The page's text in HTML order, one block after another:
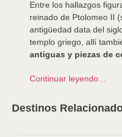
Entre los hallazgos
reinado de Ptolomeo II
antigüedad data del
templo griego, allí
antiguas y piezas de
Continuar leyendo…
Destinos